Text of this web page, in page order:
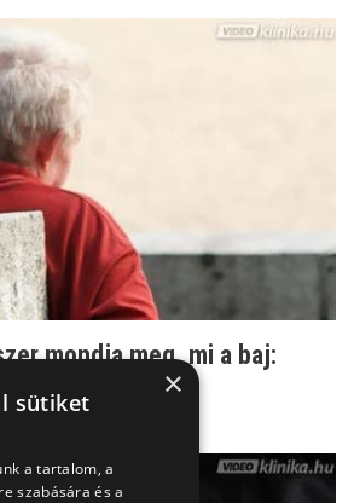
mondja meg, mi a baj:
×
sütiket
a tartalom, a
szabására és a